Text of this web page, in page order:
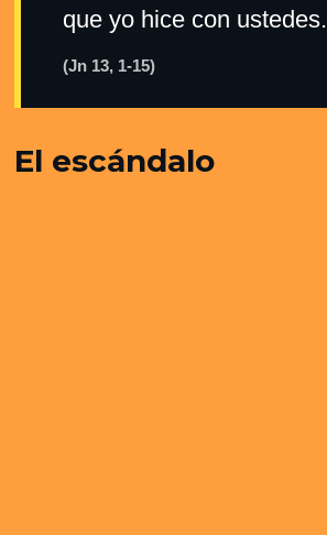
que yo hice con ustedes.
(Jn 13, 1-15)
El escándalo